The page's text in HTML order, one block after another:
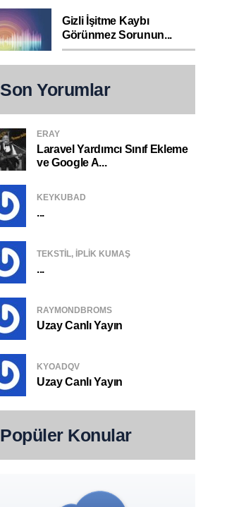
Gizli İşitme Kaybı
Görünmez Sorunun...
Son Yorumlar
ERAY
Laravel Yardımcı Sınıf Ekleme
ve Google A...
KEYKUBAD
...
TEKSTIL, IPLIK KUMAŞ
...
RAYMONDBROMS
Uzay Canlı Yayın
KYOADQV
Uzay Canlı Yayın
Popüler Konular